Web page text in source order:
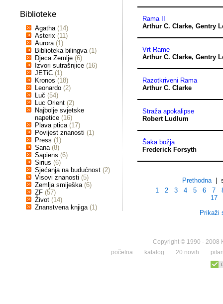
Biblioteke
Agatha (14)
Asterix (11)
Aurora (1)
Biblioteka bilingva (1)
Djeca Zemlje (6)
Izvori sutrašnjice (16)
JETiC (1)
Kronos (18)
Leonardo (2)
Luč (54)
Luc Orient (2)
Najbolje svjetske
napetice (16)
Plava ptica (17)
Povijest znanosti (1)
Press (1)
Sana (8)
Sapiens (6)
Sirius (6)
Sjećanja na budućnost (2)
Visovi znanosti (5)
Zemlja smiješka (6)
ZF (57)
Život (14)
Znanstvena knjiga (1)
Rama II
Arthur C. Clarke,Gentry
Vrt Rame
Arthur C. Clarke,Gentry
Razotkriveni Rama
Arthur C. Clarke
Straža apokalipse
Robert Ludlum
Šaka božja
Frederick Forsyth
Prethodna|
1
2 3 4 5 6 7
17
Prikaži
Copyright © 1990 - 2008
početna
katalog 20 novih